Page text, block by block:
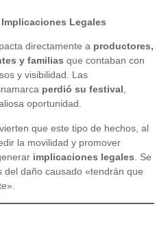
Legales
directamente a productores,
y familias que contaban con
y visibilidad. Las
perdió su festival,
oportunidad.
que este tipo de hechos, al
la movilidad y promover
implicaciones legales . Se
daño causado «tendrán que